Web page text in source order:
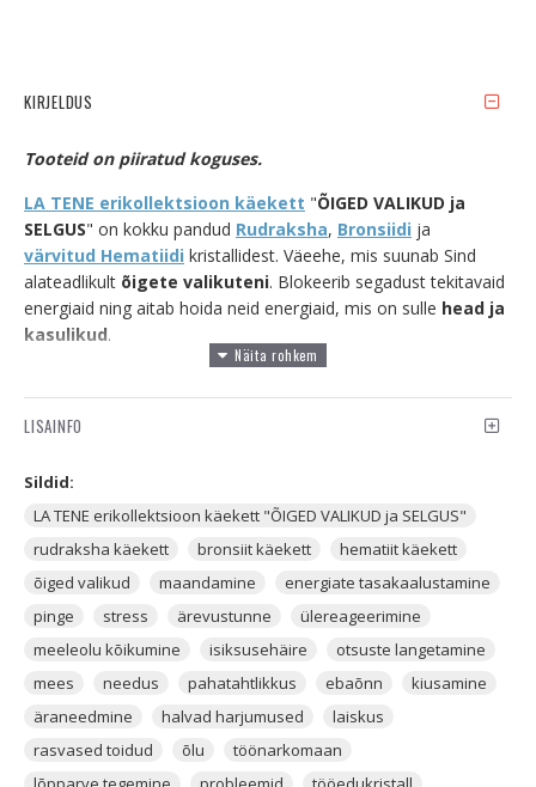
KIRJELDUS
Tooteid on piiratud koguses.
LA TENE erikollektsioon käekett "ÕIGED VALIKUD ja
SELGUS" on kokku pandud Rudraksha, Bronsiidi ja
värvitud Hematiidi kristallidest. Väeehe, mis suunab Sind
alateadlikult õigete valikuteni. Blokeerib segadust tekitavaid
energiaid ning aitab hoida neid energiaid, mis on sulle head ja
kasulikud.
kõikides La Tene butiigi ehetes. Käeehe on kokku pandud
spetsiaalse ehtekummiga, mis teeb selle kandmise väga
on tumepruun kristall, mille pruunikas või tumedam
osa sümboliseerib energiate maandamist, kaitset ja
leevendust stressile. Kuldne osa või kuldne läige, mis Bronsiidi
seest läbi käib, sümboliseerib jõukust ning küllust. Bronsiiti
kaevandatakse peamiselt
Austriast
Bronsiit on maandamisoskustega kristall, mida kasutatakse
energiate tasakaalustamiseks. Olgu siis nendeks energiateks
maandada pinget, stressi, ärevusetunnet, ülereageerimist,
aitab lahti saada tugevatest meeleolukõikumistest ja
LISAINFO
Sildid:
LA TENE erikollektsioon käekett "ÕIGED VALIKUD ja SELGUS"
rudraksha käekett
bronsiit käekett
hematiit käekett
õiged valikud
maandamine
energiate tasakaalustamine
pinge
stress ärevustunne
ülereageerimine
meeleolu kõikumine
isiksusehäire
otsuste langetamine
mees
needus pahatahtlikkus ebaõnn
kiusamine
äraneedmine
halvad harjumused
laiskus
rasvased toidud
õlu
töönarkomaan